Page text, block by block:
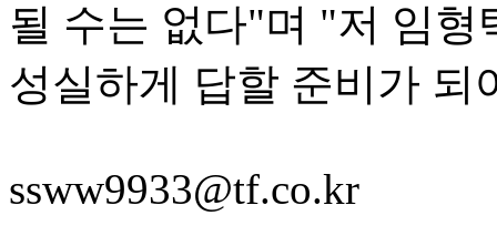
될 수는 없다"며 "저 임
성실하게 답할 준비가 되
ssww9933@tf.co.kr